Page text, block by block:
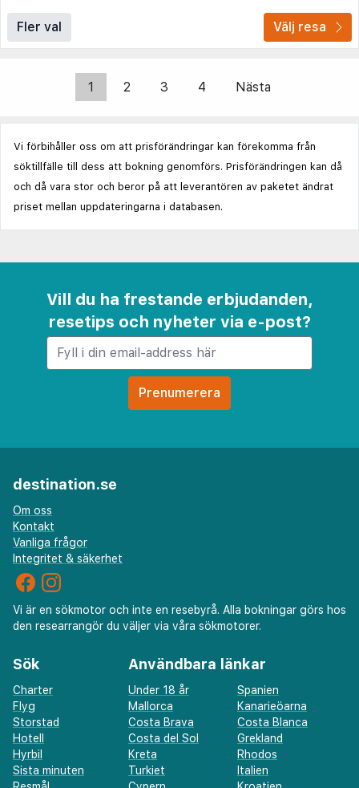
Fler val Välj resa
1 2 3 4 Nästa
Vi förbihåller oss om att prisförändringar kan förekomma från
söktillfälle till dess att bokning genomförs. Prisförändringen kan då
och då vara stor och beror på att leverantören av paketet ändrat
priset mellan uppdateringarna i databasen.
Vill du ha frestande erbjudanden,
resetips och nyheter via e-post?
destination.se
Om oss
Kontakt
Vanliga frågor
Integritet & säkerhet
Vi är en sökmotor och inte en resebyrå. Alla bokningar görs hos
den researrangör du väljer via våra sökmotorer.
Sök
Charter
Flyg
Storstad
Hotell
Hyrbil
Sista minuten
Användbara länkar
Under 18 år
Spanien
Mallorca
Kanarieöarna
Costa Brava
Costa Blanca
Costa del Sol
Grekland
Kreta
Rhodos
Turkiet
Italien